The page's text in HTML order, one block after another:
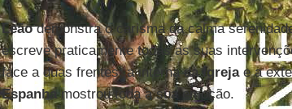
Leãodemonstra o carisma da calma
escreve praticamente todas as suas
face a duas frentes: a interna daIgrejae a
Espanhamostrou toda a sua emoção.